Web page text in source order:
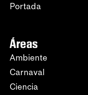
Portada
Áreas
Ambiente
Carnaval
Ciencia